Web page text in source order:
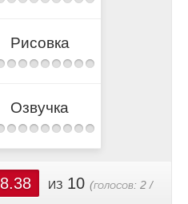
Рисовка
Озвучка
8.38 из 10 (голосов: 2 /